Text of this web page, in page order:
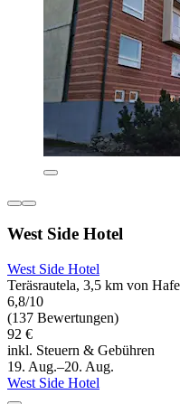
West Side Hotel
West Side Hotel
Teräsrautela, 3,5 km von
6,8/10
(137 Bewertungen)
92 €
inkl. Steuern & Gebühren
19. Aug.–20. Aug.
West Side Hotel